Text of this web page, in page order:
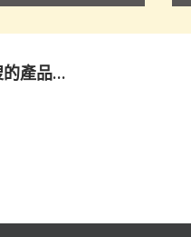
的產品…